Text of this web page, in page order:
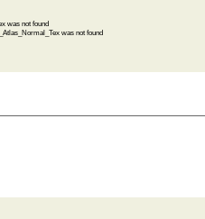
was not found
was not found